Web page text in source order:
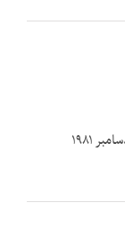
روایت‌کننده: دکتر علی امینی تاریخ مصاحبه: سوم دسامبر ۱۹۸۱